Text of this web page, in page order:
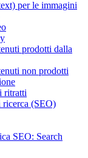
per le immagini
prodotti dalla
non prodotti
ritratti
(SEO)
SEO: Search